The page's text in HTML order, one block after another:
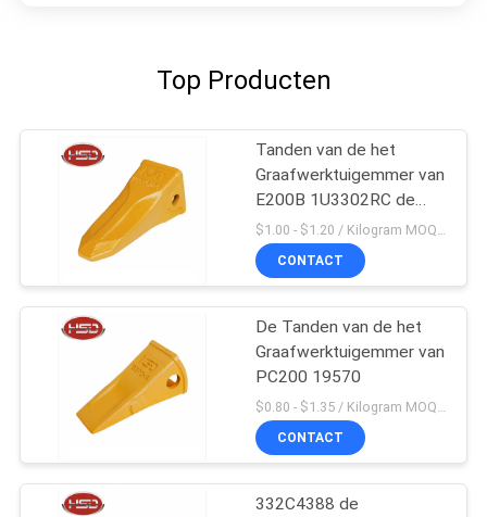
Top Producten
Tanden van de het
Graafwerktuigemmer van
E200B 1U3302RC de
Mini
$1.00 - $1.20 / Kilogram MOQ:100 Kilogram/Kilogram
CONTACT
De Tanden van de het
Graafwerktuigemmer van
PC200 19570
CONTACT
332C4388 de